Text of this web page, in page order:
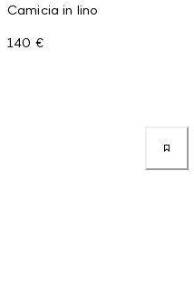
Camicia in lino
140 €